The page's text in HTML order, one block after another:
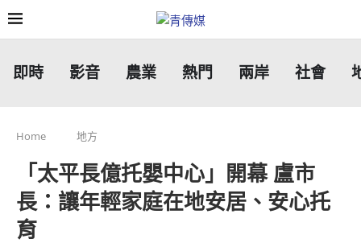
即時 影音 農業 熱門 兩岸 社會
Home 地方
「太平長億托嬰中心」開幕 盧市
長：讓年輕家庭在地安居、安心托
育